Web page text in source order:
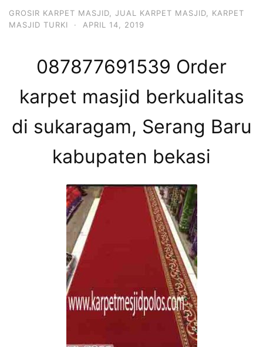
GROSIR KARPET MASJID JUAL KARPET MASJID
KARPET
MASJID TURKI
· APRIL 14, 2019
087877691539 Order
karpet masjid berkualitas
di sukaragam, Serang Baru
kabupaten bekasi